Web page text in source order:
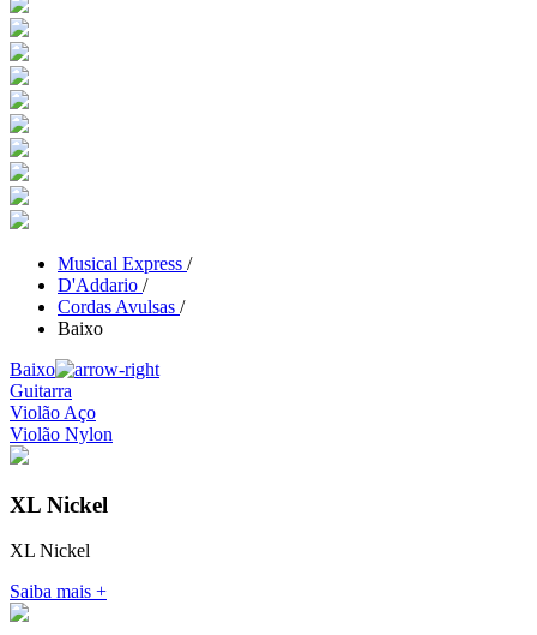
Musical Express /
D'Addario /
Cordas Avulsas /
Baixo
Baixo
Guitarra
Violão Aço
Violão Nylon
XL Nickel
XL Nickel
Saiba mais +